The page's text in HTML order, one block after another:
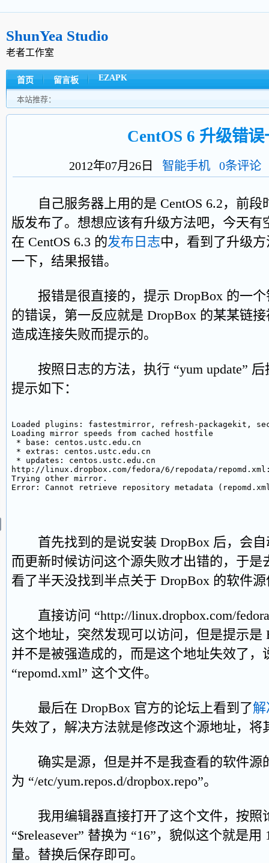
ShunYea Studio
老者工作室
首页 留言板 EZAPK
本站推荐：
CentOS 6 升级错误
2012年07月26日 智能手机 0条评论
自己服务器上用的是 CentOS 6.2，前段
版发布了。想想应该有升级方法吧，今天有
在 CentOS 6.3 的发布日志中，看到了升级
一下，结果报错。
报错是很直接的，提示 DropBox 的一个
的错误，第一反应就是 DropBox 的某某链
造成连接失败而提示的。
按照日志的方法，执行 “yum update” 后
提示如下：
Loaded plugins: fastestmirror, refresh-packagekit,
Loading mirror speeds from cached hostfile
* base: centos.ustc.edu.cn
* extras: centos.ustc.edu.cn
* updates: centos.ustc.edu.cn
http://linux.dropbox.com/fedora/6/repodata/
Trying other mirror.
Error: Cannot retrieve repository metadata
首先找到的是说安装 DropBox 后，会自
而更新时候访问这个源失败才出错的，于是
看了半天没找到半点关于 DropBox 的软件
直接访问 “http://linux.dropbox.com/fedora/
这个地址，突然发现可以访问，但是提示是
并不是被强造成的，而是这个地址失效了，
“repomd.xml” 这个文件。
最后在 DropBox 官方的论坛上看到了解
失效了，解决方法就是修改这个源地址，将
确实是源，但是并不是我查看的软件源
为 “/etc/yum.repos.d/dropbox.repo”。
我用编辑器直接打开了这个文件，按照
“$releasever” 替换为 “16”，貌似这个就是
量。替换后保存即可。